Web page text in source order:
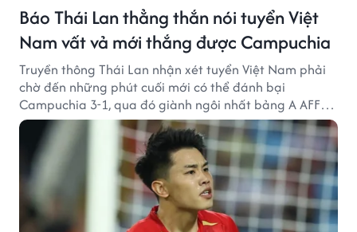
Báo Thái Lan thẳng thắn nói tuyển Việt
Nam vất vả mới thắng được Campuchia
Truyền thông Thái Lan nhận xét tuyển Việt Nam phải
chờ đến những phút cuối mới có thể đánh bại
Campuchia 3-1, qua đó giành ngôi nhất bảng A AFF
Cup 2026.